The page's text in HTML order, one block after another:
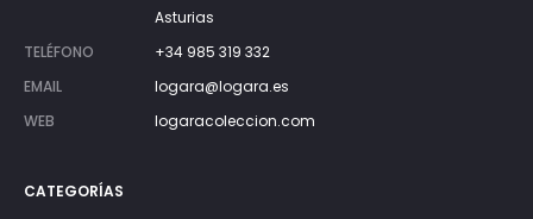
Asturias
TELÉFONO
+34 985 319 332
EMAIL
logara@logara.es
WEB
logaracoleccion.com
CATEGORÍAS